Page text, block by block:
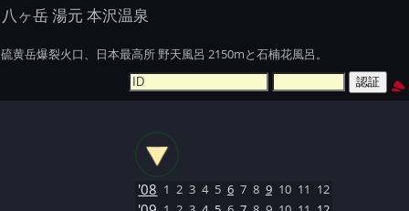
八ヶ岳 湯元 本沢温泉
硫黄岳爆裂火口、日本最高所 野天風呂 2150mと石楠花風呂。
'08 1 2 3 4 5 6 7 8 9 10 11 12